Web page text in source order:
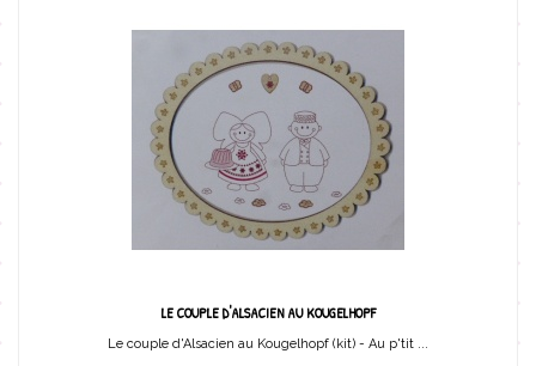
LE COUPLE D'ALSACIEN AU KOUGELHOPF
Le couple d'Alsacien au Kougelhopf (kit) - Au p'tit ...